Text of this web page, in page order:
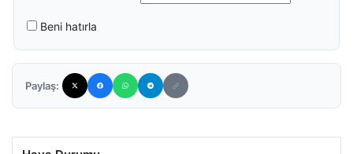
Beni hatırla
Paylaş: